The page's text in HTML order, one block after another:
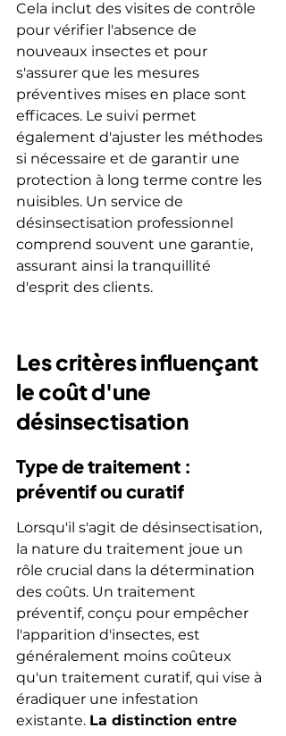
Cela inclut des visites de contrôle
pour vérifier l'absence de
nouveaux insectes et pour
s'assurer que les mesures
préventives mises en place sont
efficaces. Le suivi permet
également d'ajuster les méthodes
si nécessaire et de garantir une
protection à long terme contre les
nuisibles. Un service de
désinsectisation professionnel
comprend souvent une garantie,
assurant ainsi la tranquillité
d'esprit des clients.
Les critères influençant
le coût d'une
désinsectisation
Type de traitement :
préventif ou curatif
Lorsqu'il s'agit de désinsectisation,
la nature du traitement joue un
rôle crucial dans la détermination
des coûts. Un traitement
préventif, conçu pour empêcher
l'apparition d'insectes, est
généralement moins coûteux
qu'un traitement curatif, qui vise à
éradiquer une infestation
existante. La distinction entre